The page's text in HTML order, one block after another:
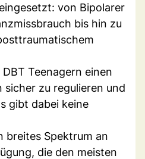
von Bipolarer
bis hin zu
Teenagern einen
sicher zu regulieren und
gibt dabei keine
breites Spektrum an
die den meisten